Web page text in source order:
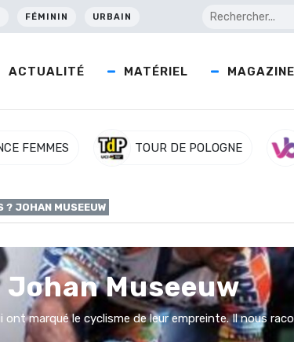
FÉMININ URBAIN
ACTUALITÉ MATÉRIEL MAGAZINE
FEMMES TOUR DE POLOGNE
? JOHAN MUSEEUW
Museeuw
marqué le cyclisme de leur empreinte. Il nous